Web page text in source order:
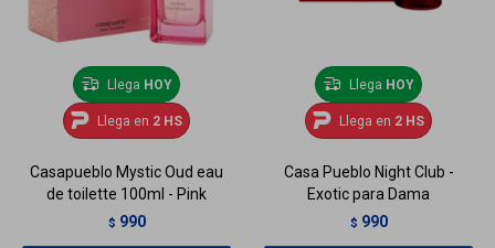
Llega HOY
Llega en 2 HS
Casapueblo Mystic Oud eau
de toilette 100ml - Pink
$ 990
Llega HOY
Llega en 2 HS
Casa Pueblo Night Club -
Exotic para Dama
$ 990